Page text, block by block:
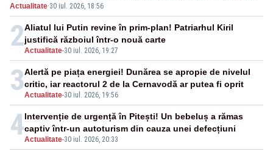
făcut senzație
Actualitate·30 iul. 2026, 18:56
2Actualitate-30 iul. 2026, 19:27
Aliatul lui Putin revine în prim-plan! Patriarhul Kiril
justifică războiul într-o nouă carte
3Actualitate-30 iul. 2026, 19:56
Alertă pe piața energiei! Dunărea se apropie de nivelul
critic, iar reactorul 2 de la Cernavodă ar putea fi oprit
4Actualitate-30 iul. 2026, 20:33
Intervenție de urgență în Pitești! Un bebeluș a rămas
captiv într-un autoturism din cauza unei defecțiuni